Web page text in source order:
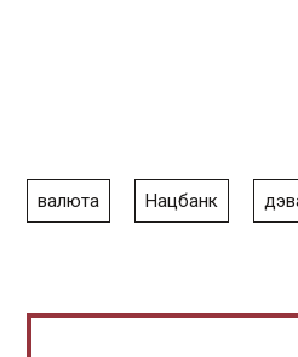
валюта Нацбанк